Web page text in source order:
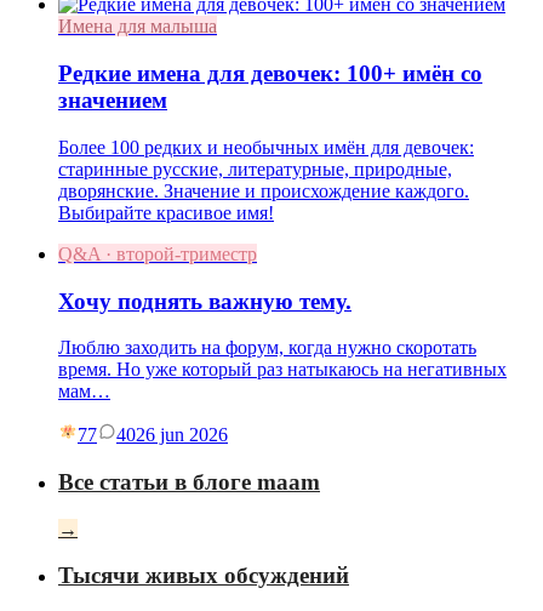
Имена для малыша
Редкие имена для девочек: 100+ имён со
значением
Более 100 редких и необычных имён для девочек:
старинные русские, литературные, природные,
дворянские. Значение и происхождение каждого.
Выбирайте красивое имя!
Q&A · второй-триместр
Хочу поднять важную тему.
Люблю заходить на форум, когда нужно скоротать
время. Но уже который раз натыкаюсь на негативных
мам…
77 4026 jun 2026
Все статьи в блоге maam
→
Тысячи живых обсуждений